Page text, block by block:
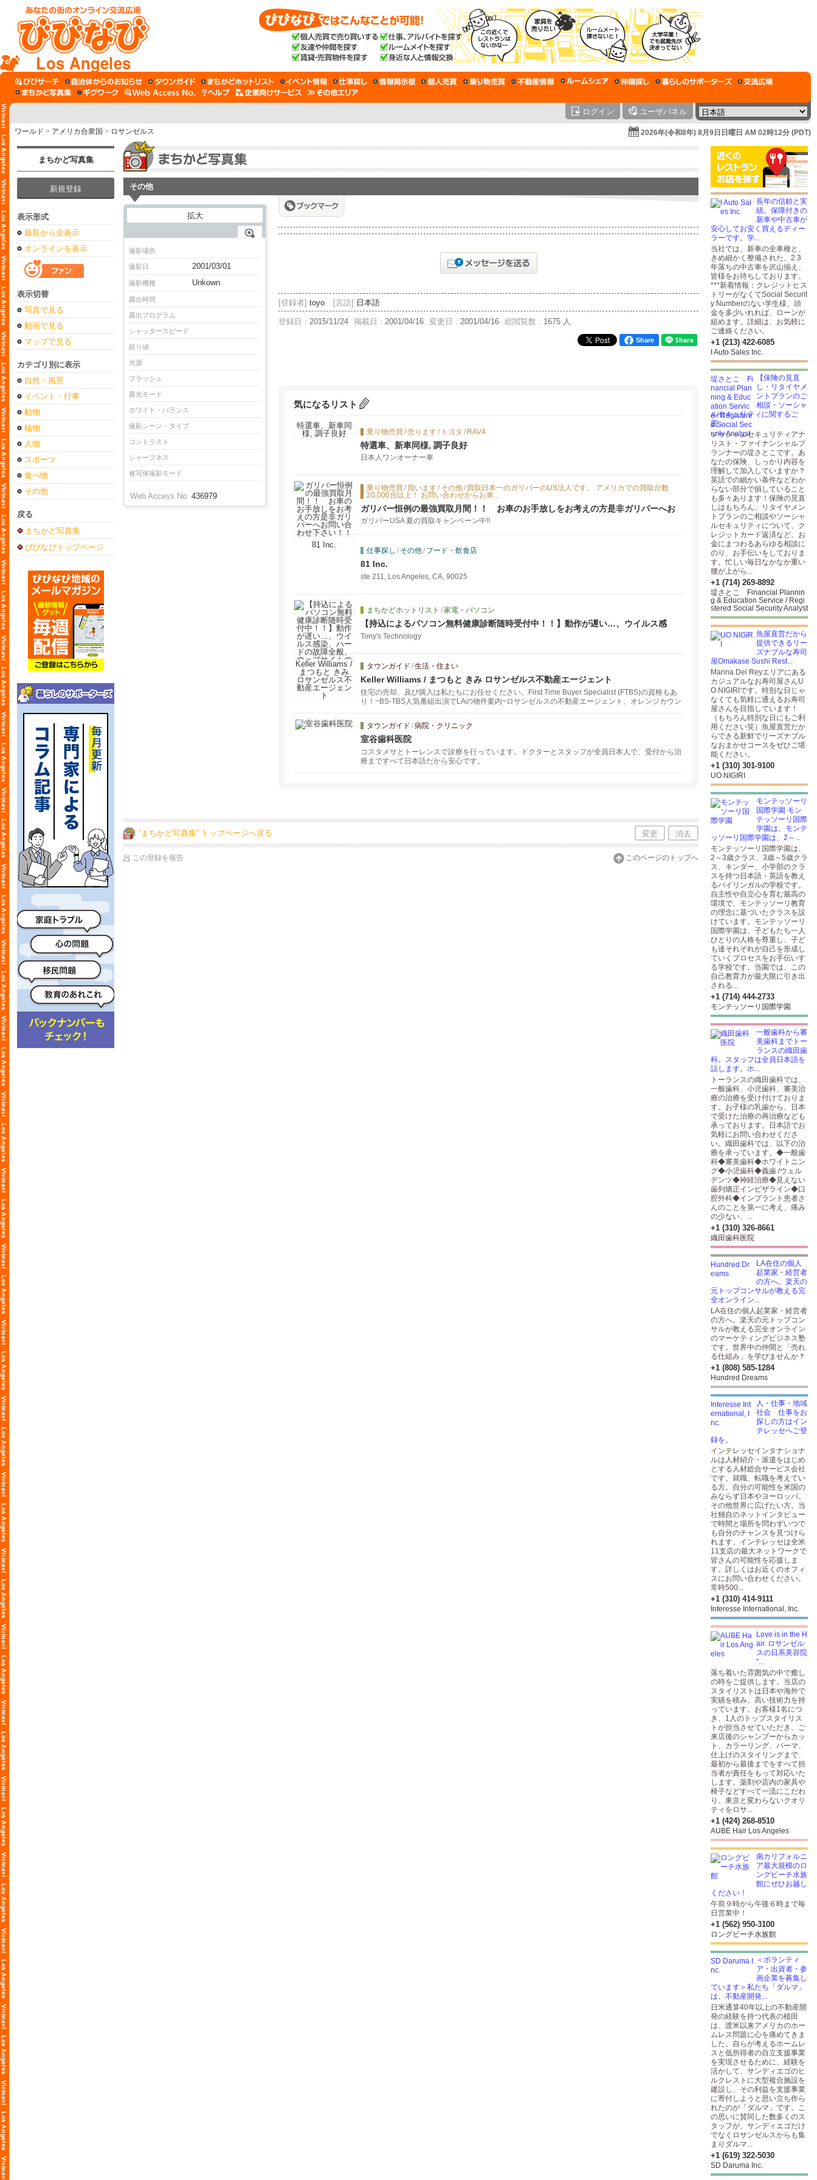
Los Angeles
ログイン ユーザパネル
ワールド > アメリカ合衆国 > ロサンゼルス 2026年(令和8年) 8月9日日曜日 AM 02時12分 (PDT)
まちかど写真集
新規登録
表示形式
最新から全表示
オンラインを表示
表示切替
写真で見る
動画で見る
マップで見る
カテゴリ別に表示
自然・風景
イベント・行事
動物
植物
人物
スポーツ
食べ物
その他
戻る
まちかど写真集
びびなびトップページ
その他
撮影場所
撮影日 2001/03/01
撮影機種 Unkown
露出時間
露出プログラム
シャッタースピード
絞り値
光源
フラッシュ
露光モード
ホワイト・バランス
撮影シーン・タイプ
コントラスト
シャープネス
被写体撮影モード
Web Access No. 436979
[登録者] toyo [言語] 日本語
登録日 : 2015/11/24 掲載日 : 2001/04/16 変更日 : 2001/04/16 総閲覧数 : 1675 人
Share
気になるリスト
乗り物売買 /売ります/ トヨタ / RAV4
特選車、新車同様, 調子良好
日本人ワンオーナー車
乗り物売買 / 買います/ その他/ 買取日本一のガリバーのUS法人です。 アメリカでの買取台数
20,000台以上！ お問い合わせからお車...
ガリバー恒例の最強買取月間！！ お車のお手放しをお考えの方是非ガリバーへお
問い合わせ下さい！！
ガリバーUSA 夏の買取キャンペーン中!!
仕事探し / その他/ フード・飲食店
81 Inc.
ste 211, Los Angeles, CA, 90025
まちかどホットリスト /家電・パソコン
【持込によるパソコン無料健康診断随時受付中！！】動作が遅い…、ウイルス感
染、ハードの故障全般、ウェブサイトの制作、SEO対策、独自ドメイン・メールの
取得などお気...
Tony's Technology
タウンガイド /生活・住まい
Keller Williams / まつもと きみ ロサンゼルス不動産エージェント
住宅の売却、及び購入は私たちにお任せください。First Time Buyer Specialist (FTBS)の資格もあ
り！~BS-TBS人気番組出演でLAの物件案内~ロサンゼルスの不動産エージェント、オレンジカウン
でお手伝いしますので、自信を持って住宅売買を行うことができます。カリフォルニア不動産日本
人エージェントをお探しの方はまずKWにご連絡を！REALTOR® | CalDRE #01965013
タウンガイド /病院・クリニック
室谷歯科医院
コスタメサとトーレンスで診療を行っています。ドクターとスタッフが全員日本人で、受付から治
療まですべて日本語だから安心です。
“まちかど写真集” トップページへ戻る 変更 消去
この登録を報告 このページのトップへ
長年の信頼と実
績。保障付きの
新車や中古車が
安心してお安く買えるディー
ラーです。学...
当社では、新車の全車種と、
きめ細かく整備された、2.3
年落ちの中古車を沢山揃え、
皆様をお待ちしております。
***新着情報：クレジットヒス
トリーがなくてSocial Securit
y Numberのない学生様、頭
金を多少いれれば、ローンが
組めます。詳細は、お気軽に
ご連絡ください。
+1 (213) 422-6085
I Auto Sales Inc.
【保険の見直
し・リタイヤメ
ントプランのご
相談・ソーシャ
ルセキュリティに関するご
質...
ソーシャルセキュリティアナ
リスト・ファイナンシャルプ
ランナーの堤さとこです。あ
なたの保険、しっかり内容を
理解して加入していますか？
英語での細かい条件などわか
らない部分で損していること
も多々あります！保険の見直
しはもちろん、リタイヤメン
トプランのご相談やソーシャ
ルセキュリティについて、ク
レジットカード返済など、お
金にまつわるあらゆる相談に
のり、お手伝いをしておりま
す。忙しい毎日なかなか重い
腰が上がら...
+1 (714) 269-8892
堤さとこ Financial Plannin
g & Education Service / Regi
stered Social Security Analyst
魚屋直営だから
提供できるリー
ズナブルな寿司
屋Omakase Sushi Rest...
Marina Del Reyエリアにある
カジュアルなお寿司屋さんU
O NIGIRIです。特別な日じゃ
なくても気軽に通えるお寿司
屋さんを目指しています！
（もちろん特別な日にもご利
用ください笑）魚屋直営だか
らできる新鮮でリーズナブル
なおまかせコースをぜひご堪
能ください。
+1 (310) 301-9100
UO NIGIRI
モンテッソーリ
国際学園 モン
テッソーリ国際
学園は、モンテ
ッソーリ国際学園は、2～...
モンテッソーリ国際学園は、
2～3歳クラス、3歳～5歳クラ
ス、キンダー、小学部のクラ
スを持つ日本語・英語を教え
るバイリンガルの学校です。
自主性や自立心を育む最高の
環境で、モンテッソーリ教育
の理念に基づいたクラスを設
けています。モンテッソーリ
国際学園は、子どもたち一人
ひとりの人格を尊重し、子ど
も達それぞれが自己を形成し
ていくプロセスをお手伝いす
る学校です。当園では、この
自己教育力が最大限に引き出
される...
+1 (714) 444-2733
モンテッソーリ国際学園
一般歯科から審
美歯科までトー
ランスの織田歯
科。スタッフは全員日本語を
話します。ホ...
トーランスの織田歯科では、
一般歯科、小児歯科、審美治
療の治療を受け付けておりま
す。お子様の乳歯から、日本
で受けた治療の再治療なども
承っております。日本語でお
気軽にお問い合わせくださ
い。織田歯科では、以下の治
療を承っています。◆一般歯
科◆審美歯科◆ホワイトニン
グ◆小児歯科◆義歯 /ウェル
デンツ◆神経治療◆見えない
歯列矯正インビザライン◆口
腔外科◆インプラント患者さ
んのことを第一に考え、痛み
の少ない、...
+1 (310) 326-8661
織田歯科医院
LA在住の個人
起業家・経営者
の方へ。楽天の
元トップコンサルが教える完
全オンライン...
LA在住の個人起業家・経営者
の方へ。楽天の元トップコン
サルが教える完全オンライン
のマーケティングビジネス塾
です。世界中の仲間と「売れ
る仕組み」を学びませんか？
+1 (808) 585-1284
Hundred Dreams
人・仕事・地域
社会 仕事をお
探しの方はイン
テレッセへご登
録を。
インテレッセインタナショナ
ルは人材紹介・派遣をはじめ
とする人材総合サービス会社
です。就職、転職を考えてい
る方。自分の可能性を米国の
みならず日本やヨーロッパ、
その他世界に広げたい方。当
社独自のネットインタビュー
で時間と場所を問わずいつで
も自分のチャンスを見つけら
れます。インテレッセは全米
11支店の最大ネットワークで
皆さんの可能性を応援しま
す。詳しくはお近くのオフィ
スにお問い合わせください。
常時500...
+1 (310) 414-9111
Interesse International, Inc.
Love is in the H
air. ロサンゼル
スの日系美容院
"...
落ち着いた雰囲気の中で癒し
の時をご提供します。当店の
スタイリストは日本や海外で
実績を積み、高い技術力を持
っています。お客様1名につ
き、1人のトップスタイリス
トが担当させていただき、ご
来店後のシャンプーからカッ
ト、カラーリング、パーマ、
仕上げのスタイリングまで、
最初から最後までをすべて担
当者が責任をもって対応いた
します。薬剤や店内の家具や
椅子などすべて一流にこだわ
り、東京と変わらないクオリ
ティをロサ...
+1 (424) 268-8510
AUBE Hair Los Angeles
南カリフォルニ
ア最大規模のロ
ングビーチ水族
館にぜひお越し
ください！
午前９時から午後６時まで毎
日営業中！
+1 (562) 950-3100
ロングビーチ水族館
＜ボランティ
ア・出資者・参
画企業を募集し
ています＞私たち「ダルマ」
は、不動産開発...
日米通算40年以上の不動産開
発の経験を持つ代表の植田
は、渡米以来アメリカのホー
ムレス問題に心を痛めてきま
した。自らが考えるホームレ
スと低所得者の自立支援事業
を実現させるために、経験を
活かして、サンディエゴのヒ
ルクレストに大型複合施設を
建設し、その利益を支援事業
に寄付しようと思い立ち作ら
れたのが「ダルマ」です。こ
の思いに賛同した数多くのス
タッフが、サンディエゴだけ
でなくロサンゼルスからも集
まりダルマ...
+1 (619) 322-5030
SD Daruma Inc.